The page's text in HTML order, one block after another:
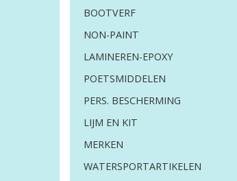
BOOTVERF
NON-PAINT
LAMINEREN-EPOXY
POETSMIDDELEN
PERS. BESCHERMING
LIJM EN KIT
MERKEN
WATERSPORTARTIKELEN